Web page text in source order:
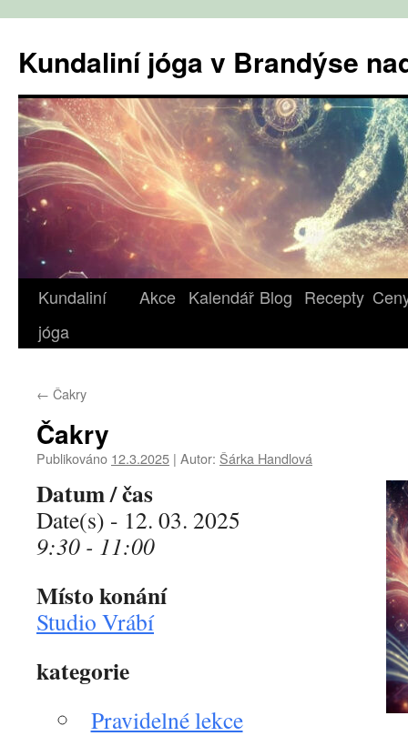
obsahu
webu
Kundaliní jóga v Brandýse
Kundaliní
jóga
Akce Kalendář Blog Recepty
← Čakry
Čakry
Publikováno 12.3.2025 | Autor: Šárka Handlová
Datum / čas
Date(s) - 12. 03. 2025
9:30 - 11:00
Místo konání
Studio Vrábí
kategorie
Pravidelné lekce